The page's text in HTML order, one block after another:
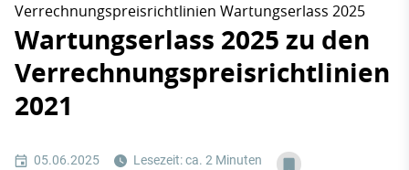
Verrechnungspreisrichtlinien Wartungserlass 2025
Wartungserlass 2025 zu den
Verrechnungspreisrichtlinien
2021
05.06.2025 Lesezeit: ca. 2 Minuten